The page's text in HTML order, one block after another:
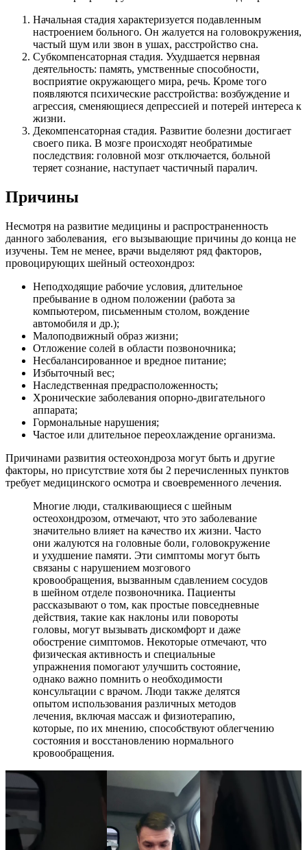
Начальная стадия характеризуется подавленным
настроением больного. Он жалуется на головокружения,
частый шум или звон в ушах, расстройство сна.
Субкомпенсаторная стадия. Ухудшается нервная
деятельность: память, умственные способности,
восприятие окружающего мира, речь. Кроме того
появляются психические расстройства: возбуждение и
агрессия, сменяющиеся депрессией и потерей интереса к
жизни.
Декомпенсаторная стадия. Развитие болезни достигает
своего пика. В мозге происходят необратимые
последствия: головной мозг отключается, больной
теряет сознание, наступает частичный паралич.
Причины
Несмотря на развитие медицины и распространенность
данного заболевания, его вызывающие причины до конца не
изучены. Тем не менее, врачи выделяют ряд факторов,
провоцирующих шейный остеохондроз:
Неподходящие рабочие условия, длительное
пребывание в одном положении (работа за
компьютером, письменным столом, вождение
автомобиля и др.);
Малоподвижный образ жизни;
Отложение солей в области позвоночника;
Несбалансированное и вредное питание;
Избыточный вес;
Наследственная предрасположенность;
Хронические заболевания опорно-двигательного
аппарата;
Гормональные нарушения;
Частое или длительное переохлаждение организма.
Причинами развития остеохондроза могут быть и другие
факторы, но присутствие хотя бы 2 перечисленных пунктов
требует медицинского осмотра и своевременного лечения.
Многие люди, сталкивающиеся с шейным
остеохондрозом, отмечают, что это заболевание
значительно влияет на качество их жизни. Часто
они жалуются на головные боли, головокружение
и ухудшение памяти. Эти симптомы могут быть
связаны с нарушением мозгового
кровообращения, вызванным сдавлением сосудов
в шейном отделе позвоночника. Пациенты
рассказывают о том, как простые повседневные
действия, такие как наклоны или повороты
головы, могут вызывать дискомфорт и даже
обострение симптомов. Некоторые отмечают, что
физическая активность и специальные
упражнения помогают улучшить состояние,
однако важно помнить о необходимости
консультации с врачом. Люди также делятся
опытом использования различных методов
лечения, включая массаж и физиотерапию,
которые, по их мнению, способствуют облегчению
состояния и восстановлению нормального
кровообращения.